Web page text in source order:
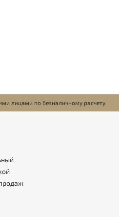
лицами по безналичному расчету